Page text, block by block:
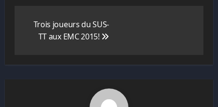
l’article
Trois joueurs du SUS-
TT aux EMC 2015!